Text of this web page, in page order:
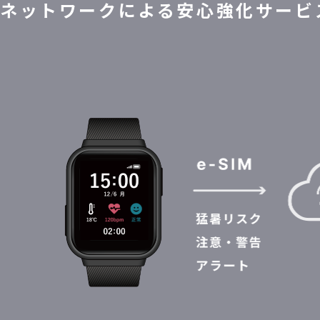
ネットワークによる安心強化サービ